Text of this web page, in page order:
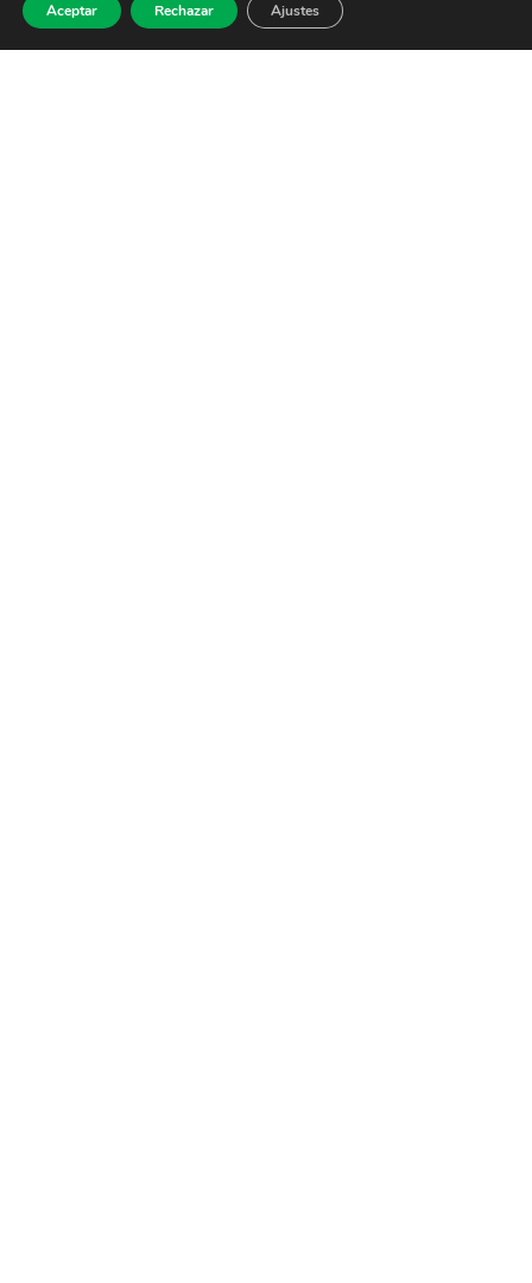
Aceptar Rechazar Ajustes